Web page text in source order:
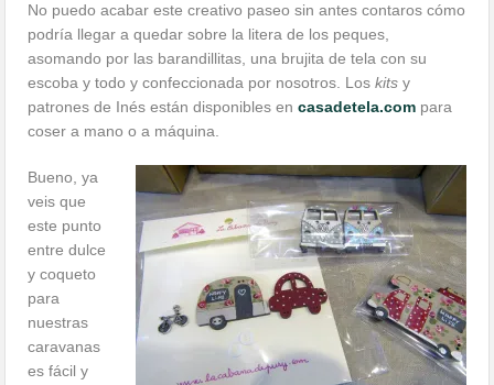
No puedo acabar este creativo paseo sin antes contaros cómo
podría llegar a quedar sobre la litera de los peques,
asomando por las barandillitas, una brujita de tela con su
escoba y todo y confeccionada por nosotros. Loskits y
patrones de Inés están disponibles encasadetela.com para
coser a mano o a máquina.
Bueno, ya
veis que
este punto
entre dulce
y coqueto
para
nuestras
caravanas
es fácil y